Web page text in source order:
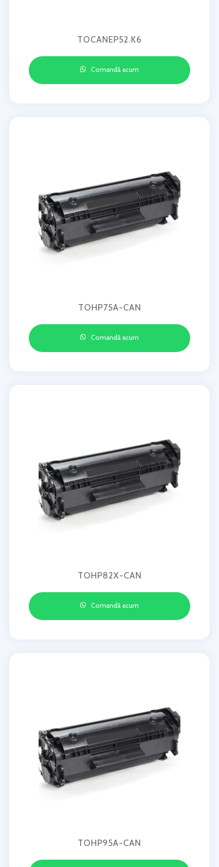
TOCANEP52.K6
Comandă acum
TOHP75A-CAN
Comandă acum
TOHP82X-CAN
Comandă acum
TOHP95A-CAN